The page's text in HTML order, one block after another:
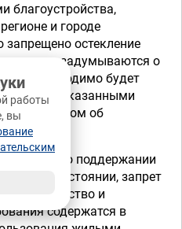
благоустройства,
и городе
запрещено остекление
и не задумываются о
Вам необходимо будет
вышеуказанными
суд с иском об
прав.
о поддержании
состоянии, запрет
и
содержатся в
работы
вы